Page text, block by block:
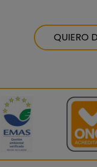
QUIERO